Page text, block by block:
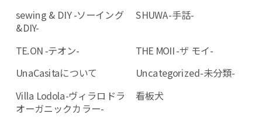
sewing & DIY -ソーイング
&DIY-
SHUWA-手話-
TE.ON -テオン-
THE MOII -ザ モイ-
UnaCasitaについて
Uncategorized-未分類-
Villa Lodola-ヴィラロドラ
オーガニックカラー-
看板犬